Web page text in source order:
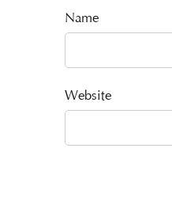
Name
Website